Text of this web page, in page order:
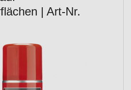
| Art-Nr.